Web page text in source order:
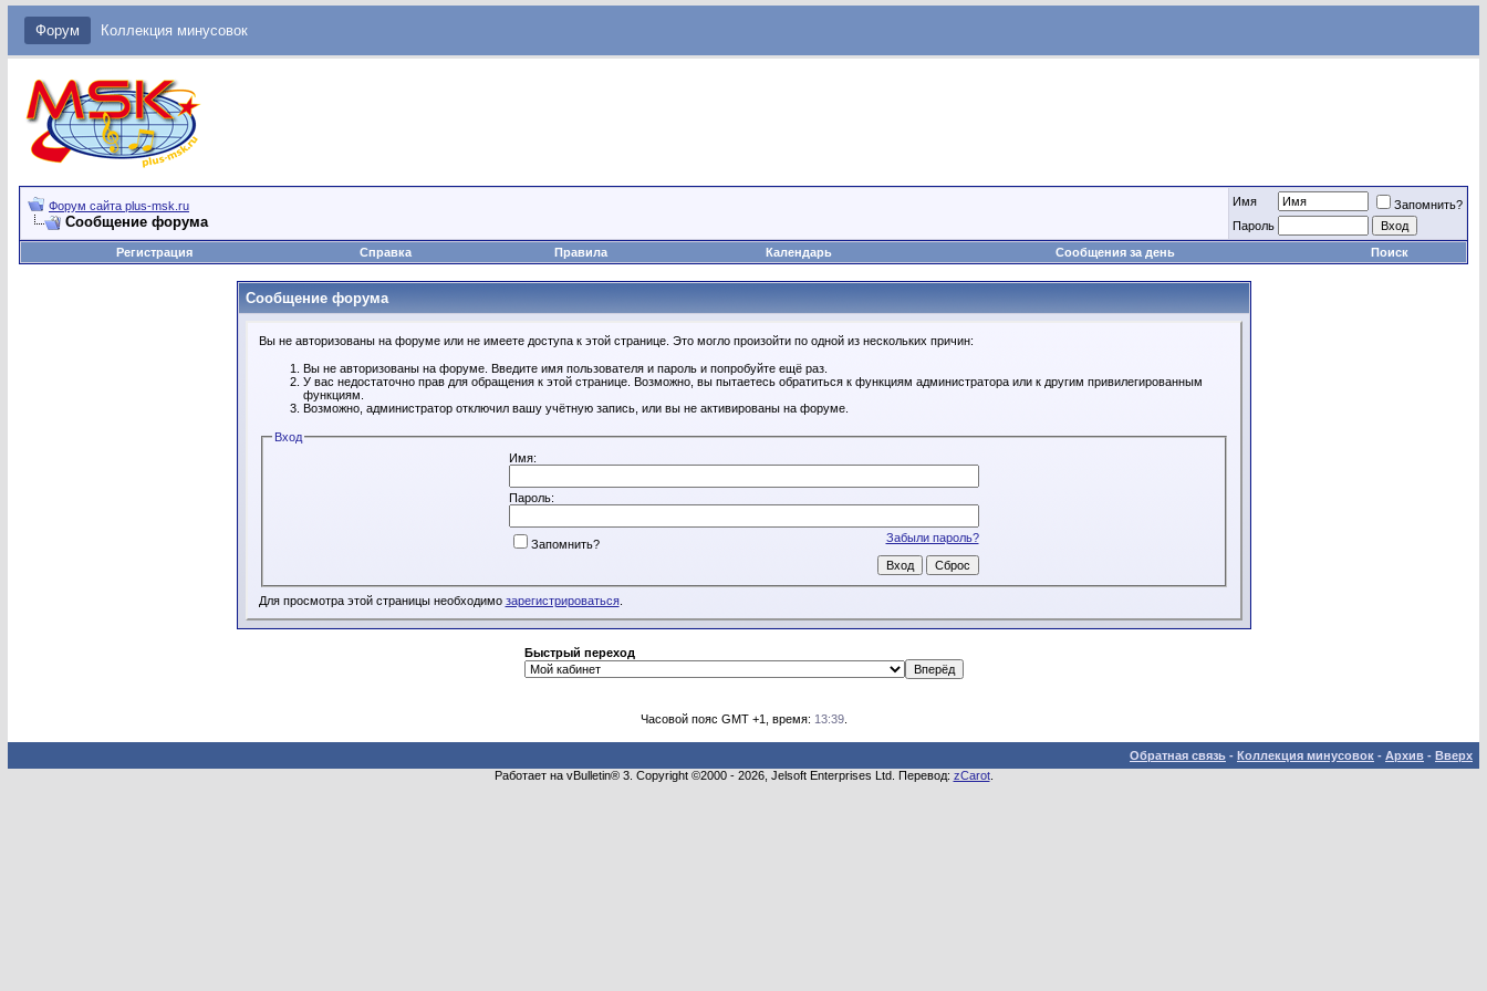
Форум Коллекция минусовок
Форум сайта plus-msk.ru
Сообщение форума
Имя
Запомнить?
Пароль
Регистрация
Справка Правила Календарь Сообщения за день Поиск
Сообщение форума
Вы не авторизованы на форуме или не имеете доступа к этой странице. Это могло произойти по одной из нескольких причин:
Вы не авторизованы на форуме. Введите имя пользователя и пароль и попробуйте ещё раз.
У вас недостаточно прав для обращения к этой странице. Возможно, вы пытаетесь обратиться к функциям администратора или к другим привилегированным
функциям.
Возможно, администратор отключил вашу учётную запись, или вы не активированы на форуме.
Вход
Имя:
Пароль:
Забыли пароль?
Запомнить?
Для просмотра этой страницы необходимо зарегистрироваться.
Быстрый переход
Часовой пояс GMT +1, время: 13:39.
Обратная связь - Коллекция минусовок - Архив - Вверх
Работает на vBulletin® 3. Copyright ©2000 - 2026, Jelsoft Enterprises Ltd. Перевод: zCarot.